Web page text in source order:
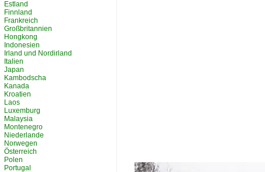
Estland
Finnland
Frankreich
Großbritannien
Hongkong
Indonesien
Irland und Nordirland
Italien
Japan
Kambodscha
Kanada
Kroatien
Laos
Luxemburg
Malaysia
Montenegro
Niederlande
Norwegen
Österreich
Polen
Portugal